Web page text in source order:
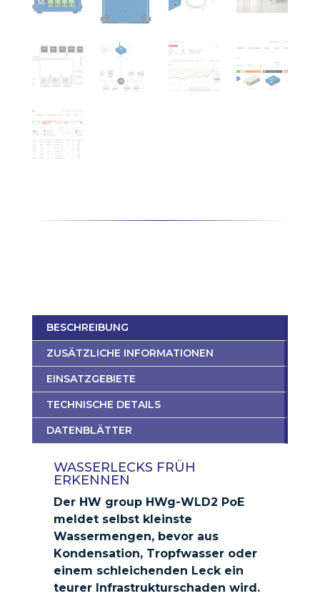
BESCHREIBUNG
ZUSÄTZLICHE INFORMATIONEN
EINSATZGEBIETE
TECHNISCHE DETAILS
DATENBLÄTTER
WASSERLECKS FRÜH
ERKENNEN
Der HW group HWg-WLD2 PoE
meldet selbst kleinste
Wassermengen, bevor aus
Kondensation, Tropfwasser oder
einem schleichenden Leck ein
teurer Infrastrukturschaden wird.